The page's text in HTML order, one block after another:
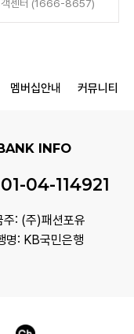
객센터 (1666-8657)
멤버십안내 커뮤니티
INFO
04-114921
주: (주)패션포유
명: KB국민은행